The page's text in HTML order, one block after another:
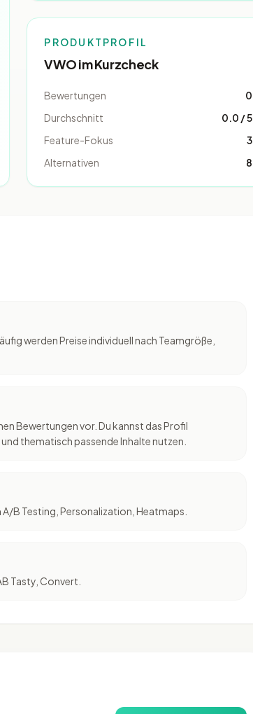
PRODUKTPROFIL
VWO im Kurzcheck
Bewertungen
0
Durchschnitt
0.0 / 5
Feature-Fokus
3
Alternativen
8
werden Preise individuell nach Teamgröße,
Bewertungen vor. Du kannst das Profil
thematisch passende Inhalte nutzen.
B Testing, Personalization, Heatmaps.
Tasty, Convert.